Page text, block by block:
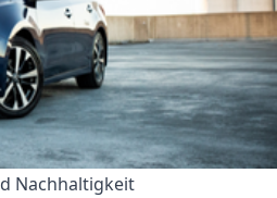
Nachhaltigkeit